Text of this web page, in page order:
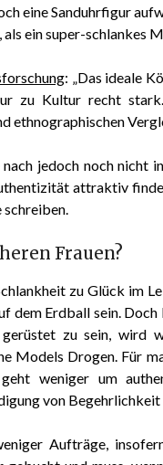
eine Sanduhrfigur
ein super-schlankes
: „Das ideale
zu Kultur recht
ethnographischen
jedoch noch nicht
attraktiv
schreiben.
Frauen?
zu Glück im
dem Erdball sein.
zu sein, wird
Models Drogen. Für
weniger um
von Begehrlichkeit
Aufträge,